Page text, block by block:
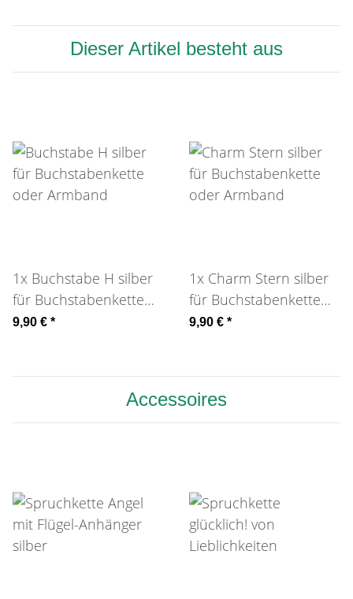
Dieser Artikel besteht aus
1x Buchstabe H silber
für Buchstabenkette
oder Armband
9,90 € *
1x Charm Stern silber
für Buchstabenkette
oder Armband
9,90 € *
Accessoires